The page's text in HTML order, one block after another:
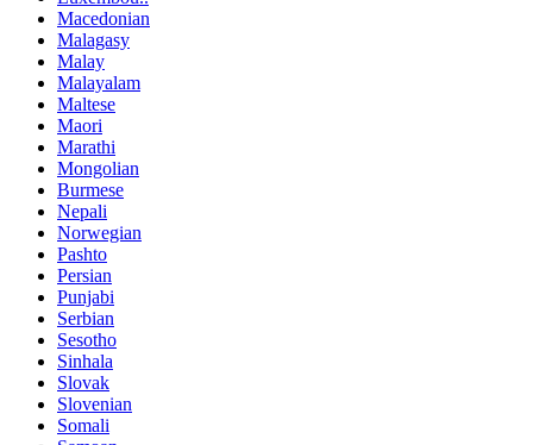
Macedonian
Malagasy
Malay
Malayalam
Maltese
Maori
Marathi
Mongolian
Burmese
Nepali
Norwegian
Pashto
Persian
Punjabi
Serbian
Sesotho
Sinhala
Slovak
Slovenian
Somali